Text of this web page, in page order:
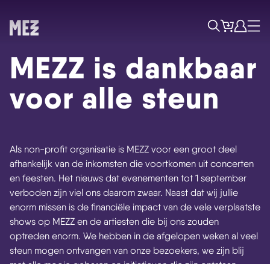
Skip navigatie
ZoekTicketsAccount
Menu
MEZZ is dankbaar
voor alle steun
Als non-profit organisatie is MEZZ voor een groot deel
afhankelijk van de inkomsten die voortkomen uit concerten
en feesten. Het nieuws dat evenementen tot 1 september
verboden zijn viel ons daarom zwaar. Naast dat wij jullie
enorm missen is de financiële impact van de vele verplaatste
shows op MEZZ en de artiesten die bij ons zouden
optreden enorm. We hebben in de afgelopen weken al veel
steun mogen ontvangen van onze bezoekers, we zijn blij